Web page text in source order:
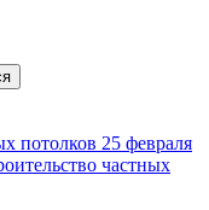
потолков 25 февраля
частных